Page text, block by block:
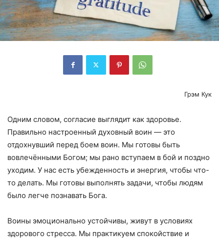
Грэм Кук
Одним словом, согласие выглядит как здоровье.
Правильно настроенный духовный воин — это
отдохнувший перед боем воин. Мы готовы быть
вовлечёнными Богом; мы рано вступаем в бой и поздно
уходим. У нас есть убежденность и энергия, чтобы что-
то делать. Мы готовы выполнять задачи, чтобы людям
было легче познавать Бога.
Воины эмоционально устойчивы, живут в условиях
здорового стресса. Мы практикуем спокойствие и